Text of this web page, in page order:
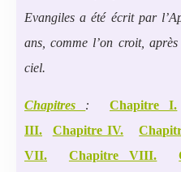
Evangiles a été écrit par
ans, comme l’on croit,
ciel.
Chapitres : Chapitre I.
III.
Chapitre IV.
VII. Chapitre VIII.